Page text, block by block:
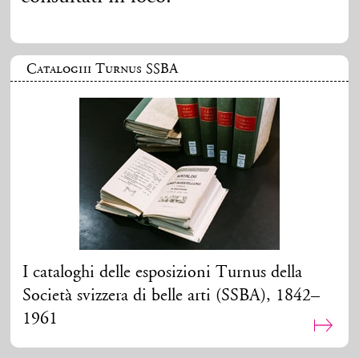
Cataloghi Turnus SSBA
I cataloghi delle esposizioni Turnus della
Società svizzera di belle arti (SSBA), 1842–
1961